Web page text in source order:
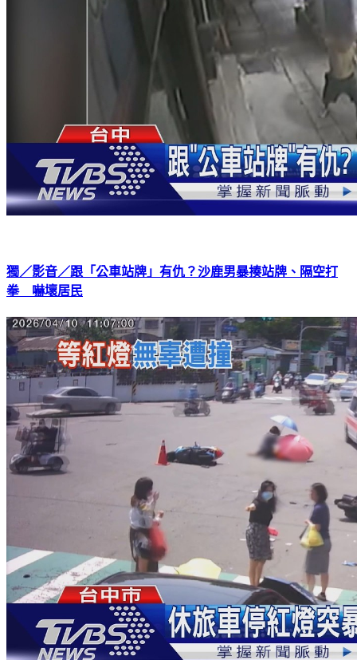
獨／影音／跟「公車站牌」有仇？沙鹿男暴揍站牌、隔空打
拳 嚇壞居民